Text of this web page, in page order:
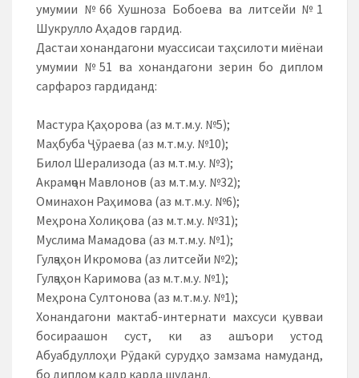
умумии №66 Хушноза Бобоева ва литсейи №1
Шукрулло Аҳадов гардид.
Дастаи хонандагони муассисаи таҳсилоти миёнаи
умумии №51 ва хонандагони зерин бо диплом
сарфароз гардиданд:
Мастура Қаҳорова (аз м.т.м.у. №5);
Маҳбуба Ҷӯраева (аз м.т.м.у. №10);
Билол Шерализода (аз м.т.м.у. №3);
Акрамҷон Мавлонов (аз м.т.м.у. №32);
Оминахон Раҳимова (аз м.т.м.у. №6);
Меҳрона Холиқова (аз м.т.м.у. №31);
Муслима Мамадова (аз м.т.м.у. №1);
Гулҷаҳон Икромова (аз литсейи №2);
Гулҷаҳон Каримова (аз м.т.м.у. №1);
Меҳрона Султонова (аз м.т.м.у. №1);
Хонандагони мактаб-интернати махсуси қувваи
босираашон суст, ки аз ашъори устод
Абуабдуллоҳи Рӯдакӣ сурудҳо замзама намуданд,
бо диплом қадр карда шуданд.